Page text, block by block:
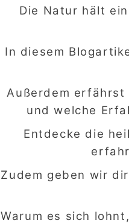
Die Natur hält
In diesem
Außerdem erfährst
und welche
Entdecke die
Zudem geben wir
Warum es sich